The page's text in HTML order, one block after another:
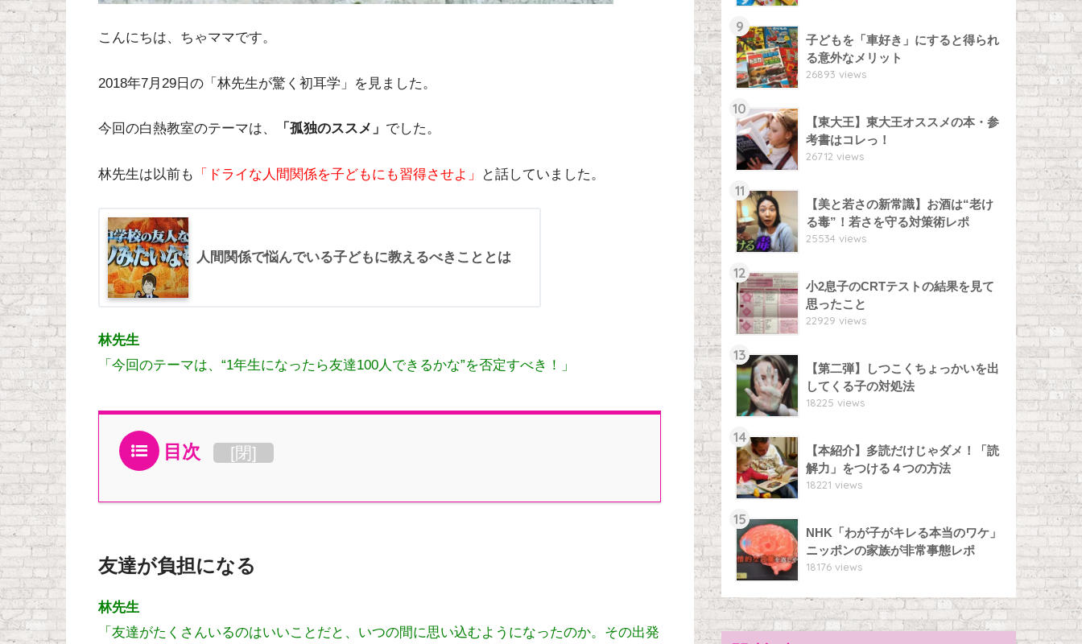
こんにちは、ちゃママです。
2018年7月29日の「林先生が驚く初耳学」を見ました。
今回の白熱教室のテーマは、 「孤独のススメ」 でした。
林先生は以前も 「ドライな人間関係を子どもにも習得させよ」 と話していました。
人間関係で悩んでいる子どもに教えるべきこととは
林先生
「今回のテーマは、“1年生になったら友達100人できるかな”を否定すべき！」
目次 [閉]
友達が負担になる
林先生
「友達がたくさんいるのはいいことだと、いつの間に思い込むようになったのか。 その出発
9
子どもを「車好き」にすると得られ
る意外なメリット
26893 views
10
【東大王】東大王オススメの本・参
考書はコレっ！
26712 views
11
【美と若さの新常識】お酒は“老け
る毒”！若さを守る対策術レポ
25534 views
12
小2息子のCRTテストの結果を見て
思ったこと
22929 views
13
【第二弾】しつこくちょっかいを出
してくる子の対処法
18225 views
14
【本紹介】多読だけじゃダメ！「読
解力」をつける４つの方法
18221 views
15
NHK「わが子がキレる本当のワケ」
ニッポンの家族が非常事態レポ
18176 views